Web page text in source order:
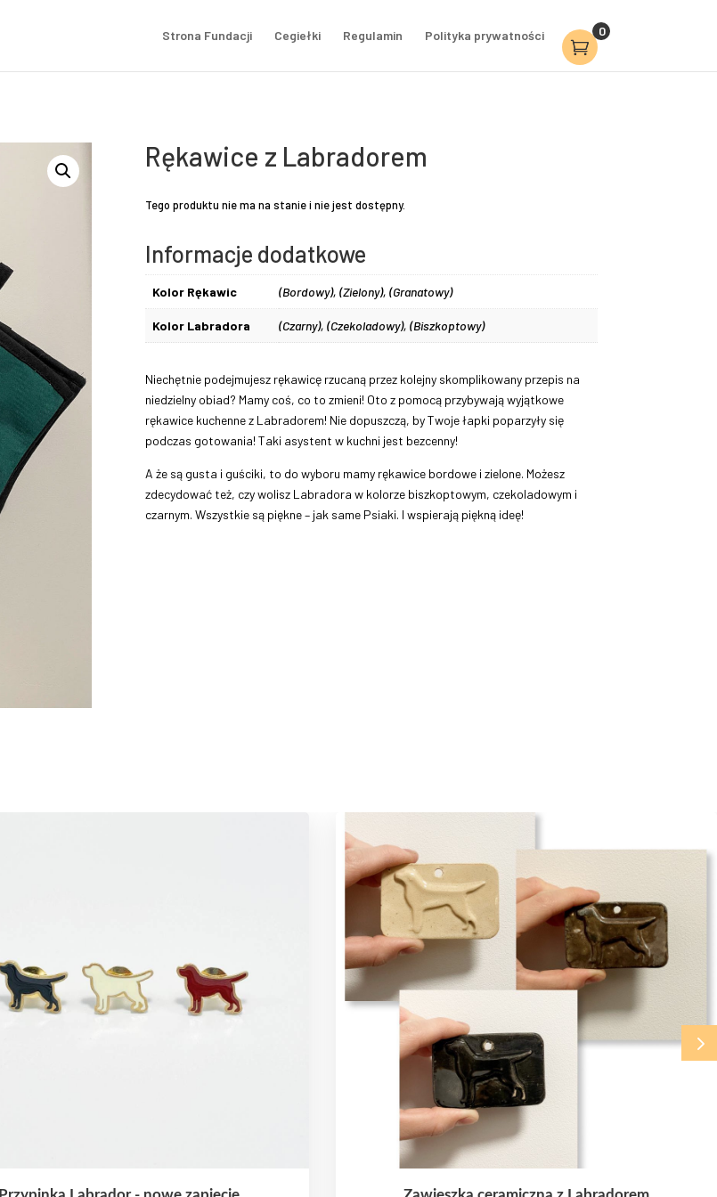
Strona Fundacji Cegiełki Regulamin Polityka prywatności 0
Rękawice z Labradorem
Tego produktu nie ma na stanie i nie jest dostępny.
Informacje dodatkowe
Kolor Rękawic (Bordowy), (Zielony), (Granatowy)
Kolor Labradora (Czarny), (Czekoladowy), (Biszkoptowy)
Niechętnie podejmujesz rękawicę rzucaną przez kolejny skomplikowany przepis na
niedzielny obiad? Mamy coś, co to zmieni! Oto z pomocą przybywają wyjątkowe
rękawice kuchenne z Labradorem! Nie dopuszczą, by Twoje łapki poparzyły się
podczas gotowania! Taki asystent w kuchni jest bezcenny!
A że są gusta i guściki, to do wyboru mamy rękawice bordowe i zielone. Możesz
zdecydować też, czy wolisz Labradora w kolorze biszkoptowym, czekoladowym i
czarnym. Wszystkie są piękne – jak same Psiaki. I wspierają piękną ideę!